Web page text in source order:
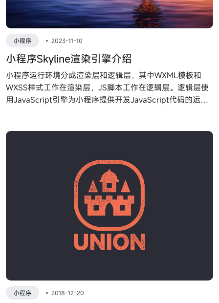
小程序 • 2023-11-10
小程序Skyline渲染引擎介绍
小程序运行环境分成渲染层和逻辑层，其中WXML模板和
WXSS样式工作在渲染层，JS脚本工作在逻辑层。逻辑层使
用JavaScript引擎为小程序提供开发JavaScript代码的运行
小程序 • 2018-12-20